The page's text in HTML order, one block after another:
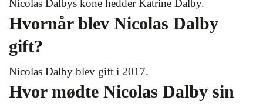
Nicolas Dalbys kone hedder Katrine Dalby.
Hvornår blev Nicolas Dalby
gift?
Nicolas Dalby blev gift i 2017.
Hvor mødte Nicolas Dalby sin